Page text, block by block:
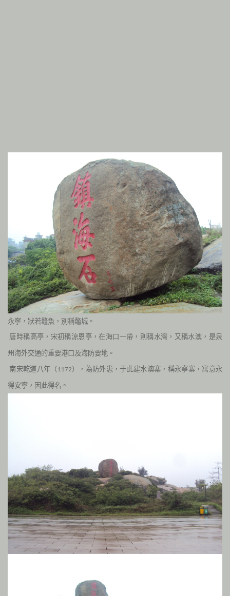
永寧，狀若鼇魚，別稱鼇城。
唐時稱高亭，宋初稱涼恩亭，在海口一帶，則稱水灣，又稱水澳，是泉
州海外交通的重要港口及海防要地。
南宋乾道八年（1172），為防外患，于此建水澳寨，稱永寧寨，寓意永
得安寧，因此得名。